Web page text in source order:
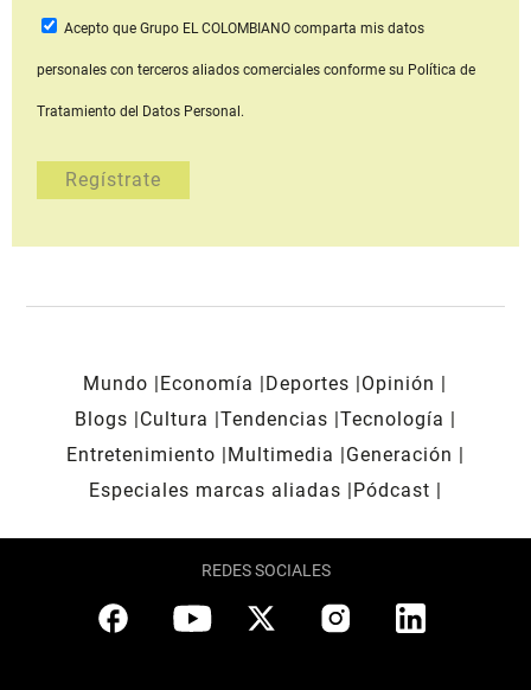
Acepto que Grupo EL COLOMBIANOcomparta mis datos
personales con terceros aliados comerciales conforme su Política de
Tratamiento del Datos Personal.
Mundo Economía Deportes
Opinión
Blogs
Cultura Tendencias Tecnología
Entretenimiento
Multimedia
Generación
Especiales marcas aliadas
Pódcast
REDES SOCIALES